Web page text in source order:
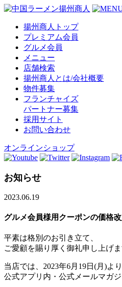
揚州商人トップ
プレミアム会員
グルメ会員
メニュー
店舗検索
揚州商人とは/会社概要
物件募集
フランチャイズ
パートナー募集
採用サイト
お問い合わせ
オンラインショップ
お知らせ
2023.06.19
グルメ会員様用クーポンの価格
平素は格別のお引き立て、
ご愛顧を賜り厚く御礼申し上げま
当店では、2023年6月19日(月)より
公式アプリ内・公式メールマガ